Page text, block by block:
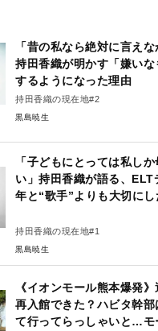
「昔の私なら絶対に言え
持田香織が明かす「嫌いな
するようになった理由
持田香織の現在地#2
黒島暁生
「子どもにとっては私し
い」持田香織が語る、ELT
年と“歌手”よりも大切にし
持田香織の現在地#1
黒島暁生
《イオンモール熊本爆発
再入館できた？ハビタ幹
て行ってらっしゃいと…モ